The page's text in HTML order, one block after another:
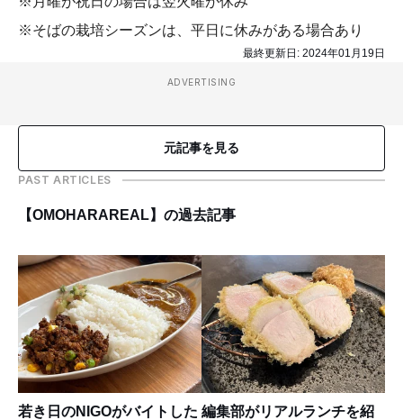
※そばの栽培シーズンは、平日に休みがある場合あり
最終更新日: 2024年01月19日
ADVERTISING
元記事を見る
PAST ARTICLES
【OMOHARAREAL】の過去記事
若き日のNIGOがバイトした 編集部がリアルランチを紹